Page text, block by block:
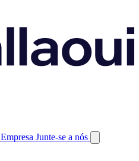
Empresa Junte-se a nós